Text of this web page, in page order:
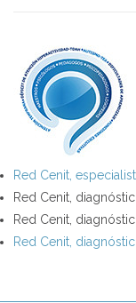
Red Cenit,
Red Cenit,
Red Cenit,
Red Cenit,